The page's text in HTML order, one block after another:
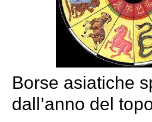
Borse asiatiche
dall’anno del